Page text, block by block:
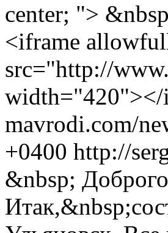
center; ">
<iframe
src="http://
mavrodi.com/
+0400 http://
&nbsp;